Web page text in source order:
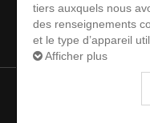
Accéder à votre espace
tiers auxquels nous
des renseignements
et le type d’appareil
Afficher plus